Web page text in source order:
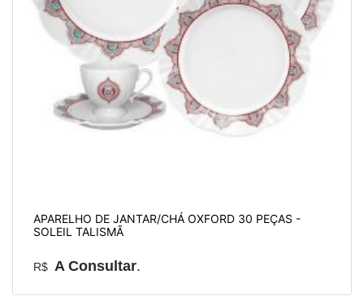
APARELHO DE JANTAR/CHÁ OXFORD 30 PEÇAS -
SOLEIL TALISMÃ
R$ A Consultar.